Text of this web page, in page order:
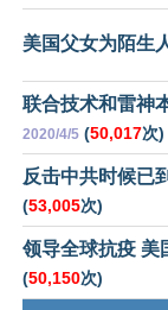
美国父女为陌生
联合技术和雷神
2020/4/5 (50,017次)
反击中共时候已
(53,005次)
领导全球抗疫 美
(50,150次)